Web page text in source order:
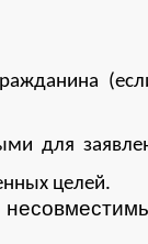
для
целей.